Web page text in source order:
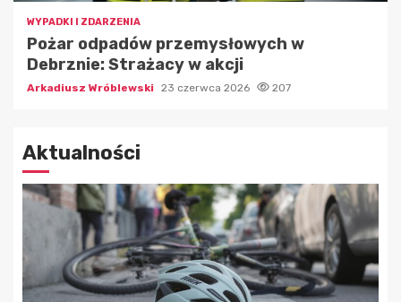
WYPADKI I ZDARZENIA
Pożar odpadów przemysłowych w
Debrznie: Strażacy w akcji
Arkadiusz Wróblewski 23 czerwca 2026 207
Aktualności